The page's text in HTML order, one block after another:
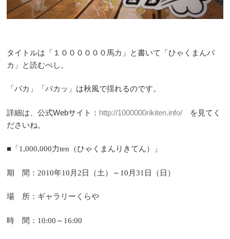
タイトルは 「１００００００馬カ」と書いて「ひゃくまんバ
カ」と読むべし。
「パカ」「パカッ」は秋風で揺れるのです。
詳細は、公式Webサイト： http://1000000rikiten.info/
を見てく
ださいね。
■「1,000,000力ten （ひゃくまんりきてん）」
期 間： 2010年10 月 2日（土）～ 10 月31 日（日）
場 所：ギャラリーくらや
時 間： 10:00 ～ 16:00